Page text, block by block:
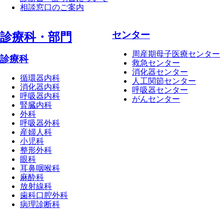
相談窓口のご案内
診療科・部⾨
診療科
循環器内科
消化器内科
呼吸器内科
腎臓内科
外科
呼吸器外科
産婦人科
小児科
整形外科
眼科
耳鼻咽喉科
麻酔科
放射線科
歯科口腔外科
病理診断科
センター
周産期母子医療センター
救急センター
消化器センター
人工関節センター
呼吸器センター
がんセンター